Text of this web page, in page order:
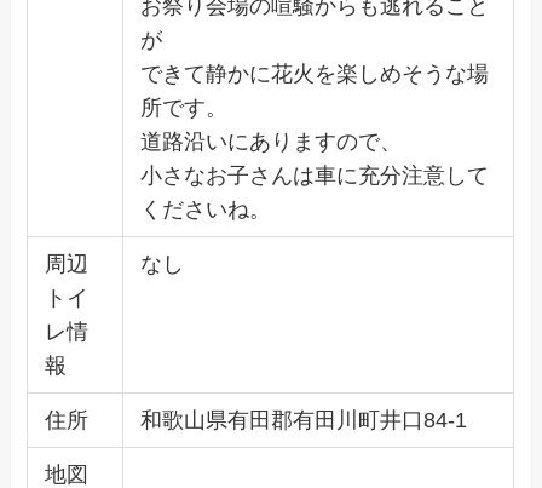
お祭り会場の喧騒からも逃れること
が
できて静かに花火を楽しめそうな場
所です。
道路沿いにありますので、
小さなお子さんは車に充分注意して
くださいね。
周辺
トイ
レ情
報
なし
住所 和歌山県有田郡有田川町井口84-1
地図